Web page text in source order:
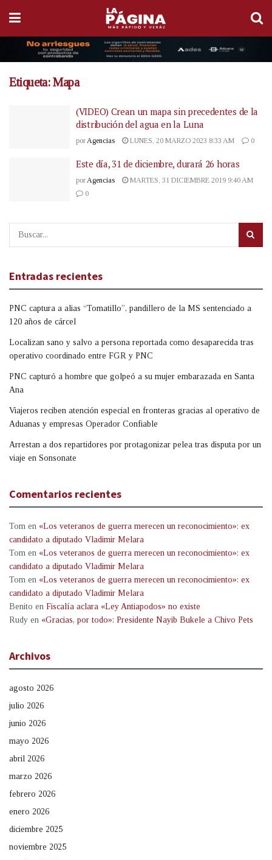
Etiqueta:Mapa
(VIDEO) Crean un mapa sin precedentes de la
distribución del agua en la Luna
por Agencias LUNES, 20 MARZO 2023 8:33 AM 0
Este día, 31 de diciembre, durará 26 horas
porAgencias
MARTES, 31 DICIEMBRE 2019 9:40 AM
0
Entradas recientes
PNC captura a alias “Tomatillo”, pandillero de la MS sentenciado a
120 años de cárcel
Localizan sano y salvo a persona reportada como desaparecida tras
operativo coordinado entre FGR y PNC
PNC capturó a hombre que golpeó a su mujer embarazada en Santa
Ana
Viajeros reciben atención especial en fronteras gracias al operativo de
Aduanas y empresas Operador Confiable
Arrestan a dos repartidores por protagonizar pelea tras disputa por un
viaje en Sonsonate
Comentarios recientes
Tom en «Los veteranos de guerra merecen un reconocimiento»: ex
candidato a diputado Vladimir Melara
Tom en «Los veteranos de guerra merecen un reconocimiento»: ex
candidato a diputado Vladimir Melara
Tom en «Los veteranos de guerra merecen un reconocimiento»: ex
candidato a diputado Vladimir Melara
Benito en Fiscalía aclara «Ley Antiapodos» no existe
Rudy en «Gracias, por todo»: Presidente Nayib Bukele a Chivo Pets
Archivos
agosto 2026
julio 2026
junio 2026
mayo 2026
abril 2026
marzo 2026
febrero 2026
enero 2026
diciembre 2025
noviembre 2025